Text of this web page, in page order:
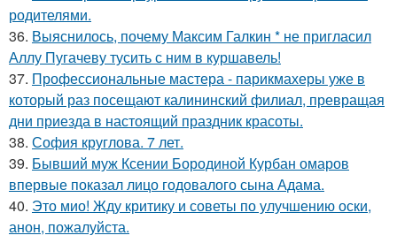
родителями.
36. Выяснилось, почему Максим Галкин * не пригласил
Аллу Пугачеву тусить с ним в куршавель!
37. Профессиональные мастера - парикмахеры уже в
который раз посещают калининский филиал, превращая
дни приезда в настоящий праздник красоты.
38. София круглова. 7 лет.
39. Бывший муж Ксении Бородиной Курбан омаров
впервые показал лицо годовалого сына Адама.
40. Это мио! Жду критику и советы по улучшению оски,
анон, пожалуйста.